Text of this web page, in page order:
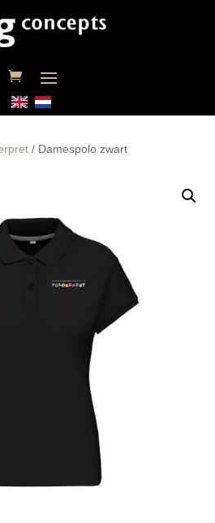
/ Damespolo zwart